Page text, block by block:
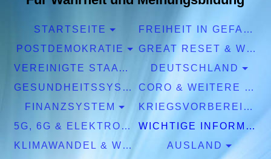
STARTSEITE
FREIHEIT IN GEFAHR
POSTDEMOKRATIE
GREAT RESET & WEF
VEREINIGTE STAATEN EUROPA
DEUTSCHLAND
GESUNDHEITSSYSTEM
CORO & WEITERE PANDEMIEN
FINANZSYSTEM
KRIEGSVORBEREITUNGEN
5G, 6G & ELEKTROSMOG
WICHTIGE INFORMATIONEN
KLIMAWANDEL & WETTER
AUSLAND